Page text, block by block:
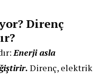
Direnç
Enerji asla
Direnç, elektrik